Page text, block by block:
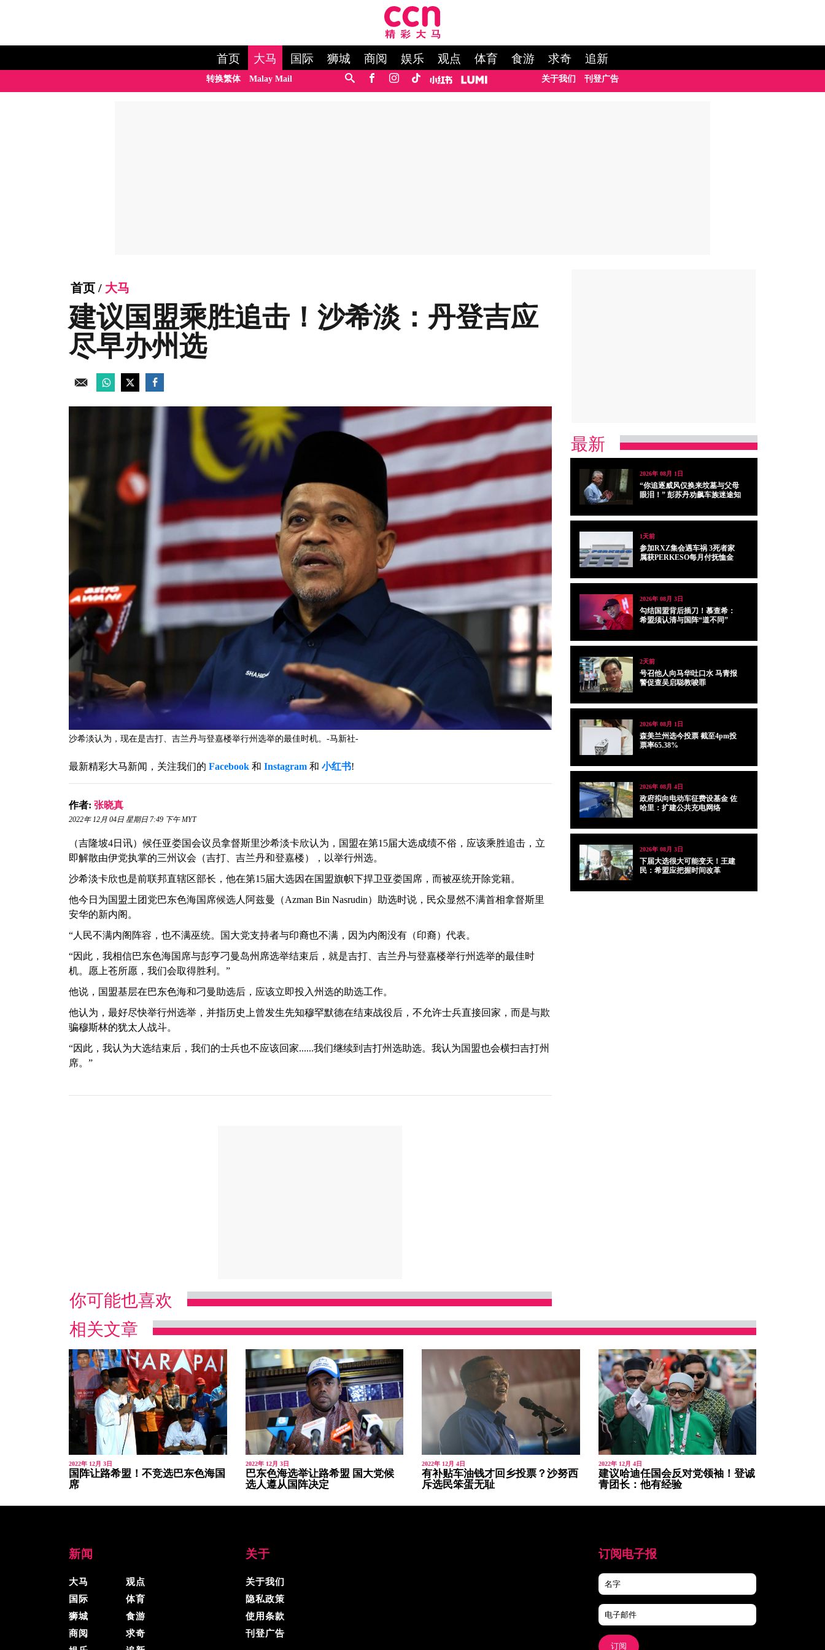
首页 大马 国际 狮城 商阅 娱乐 观点 体育 食游 求奇 追新
转换繁体 Malay Mail 关于我们 刊登广告
首页 / 大马
建议国盟乘胜追击！沙希淡：丹登吉应
尽早办州选
沙希淡认为，现在是吉打、吉兰丹与登嘉楼举行州选举的最佳时机。-马新社-
最新精彩大马新闻，关注我们的 Facebook 和 Instagram 和 小红书!
作者: 张晓真
2022年 12月 04日 星期日 7:49 下午 MYT
（吉隆坡4日讯）候任亚娄国会议员拿督斯里沙希淡卡欣认为，国盟在第15届大选成绩不俗，应该乘胜追击，立
即解散由伊党执掌的三州议会（吉打、吉兰丹和登嘉楼），以举行州选。
沙希淡卡欣也是前联邦直辖区部长，他在第15届大选因在国盟旗帜下捍卫亚娄国席，而被巫统开除党籍。
他今日为国盟土团党巴东色海国席候选人阿兹曼（Azman Bin Nasrudin）助选时说，民众显然不满首相拿督斯里
安华的新内阁。
“人民不满内阁阵容，也不满巫统。国大党支持者与印裔也不满，因为内阁没有（印裔）代表。
“因此，我相信巴东色海国席与彭亨刁曼岛州席选举结束后，就是吉打、吉兰丹与登嘉楼举行州选举的最佳时
机。愿上苍所愿，我们会取得胜利。”
他说，国盟基层在巴东色海和刁曼助选后，应该立即投入州选的助选工作。
他认为，最好尽快举行州选举，并指历史上曾发生先知穆罕默德在结束战役后，不允许士兵直接回家，而是与欺
骗穆斯林的犹太人战斗。
“因此，我认为大选结束后，我们的士兵也不应该回家......我们继续到吉打州选助选。我认为国盟也会横扫吉打州
席。”
你可能也喜欢
最新
2026年 08月 1日
“你追逐威风仅换来坟墓与父母
眼泪！” 彭苏丹劝飙车族迷途知
1天前
参加RXZ集会遇车祸 3死者家
属获PERKESO每月付抚恤金
2026年 08月 3日
勾结国盟背后插刀！慕查希：
希盟须认清与国阵“道不同”
2天前
号召他人向马华吐口水 马青报
警促查吴启聪教唆罪
2026年 08月 1日
森美兰州选今投票 截至4pm投
票率65.38%
2026年 08月 4日
政府拟向电动车征费设基金 佐
哈里：扩建公共充电网络
2026年 08月 3日
下届大选很大可能变天！王建
民：希盟应把握时间改革
相关文章
2022年 12月 3日
国阵让路希盟！不竞选巴东色海国
席
2022年 12月 3日
巴东色海选举让路希盟 国大党候
选人遵从国阵决定
2022年 12月 4日
有补贴车油钱才回乡投票？沙努西
斥选民笨蛋无耻
2022年 12月 4日
建议哈迪任国会反对党领袖！登诚
青团长：他有经验
新闻
大马
国际
狮城
商阅
观点
体育
食游
求奇
关于
关于我们
隐私政策
使用条款
刊登广告
订阅电子报
订阅